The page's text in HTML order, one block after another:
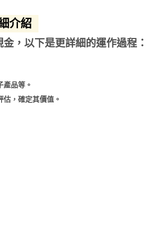
介紹
，以下是更詳細的運作過程：
品等。
，確定其價值。